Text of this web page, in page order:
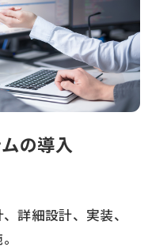
の導入
詳細設計、実装、